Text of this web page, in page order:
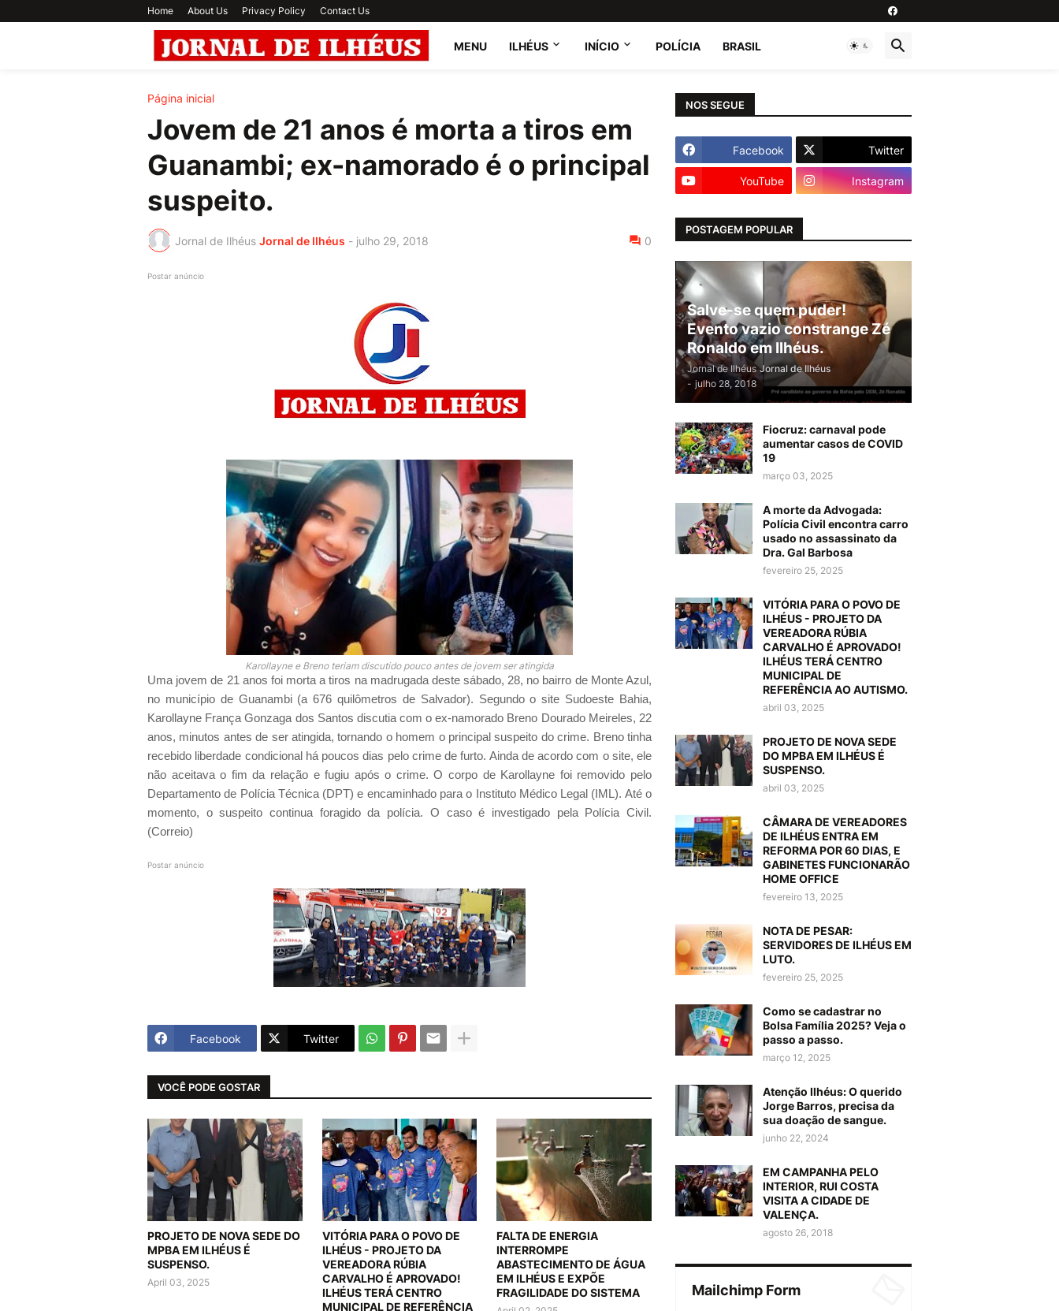
Home About Us Privacy Policy Contact Us
MENU ILHÉUS INÍCIO POLÍCIA BRASIL
Página inicial
Jovem de 21 anos é morta a tiros em
Guanambi; ex-namorado é o principal
suspeito.
Jornal de Ilhéus Jornal de Ilhéus - julho 29, 2018 0
Postar anúncio
Karollayne e Breno teriam discutido pouco antes de jovem ser atingida
Uma jovem de 21 anos foi morta a tiros na madrugada deste sábado, 28, no bairro de Monte Azul,
no município de Guanambi (a 676 quilômetros de Salvador). Segundo o site Sudoeste Bahia,
Karollayne França Gonzaga dos Santos discutia com o ex-namorado Breno Dourado Meireles, 22
anos, minutos antes de ser atingida, tornando o homem o principal suspeito do crime. Breno tinha
recebido liberdade condicional há poucos dias pelo crime de furto. Ainda de acordo com o site, ele
não aceitava o fim da relação e fugiu após o crime. O corpo de Karollayne foi removido pelo
Departamento de Polícia Técnica (DPT) e encaminhado para o Instituto Médico Legal (IML). Até o
momento, o suspeito continua foragido da polícia. O caso é investigado pela Polícia Civil.
(Correio)
Postar anúncio
Facebook Twitter
VOCÊ PODE GOSTAR
PROJETO DE NOVA SEDE DO
MPBA EM ILHÉUS É
SUSPENSO.
April 03, 2025
VITÓRIA PARA O POVO DE
ILHÉUS - PROJETO DA
VEREADORA RÚBIA
CARVALHO É APROVADO!
ILHÉUS TERÁ CENTRO
MUNICIPAL DE REFERÊNCIA
FALTA DE ENERGIA
INTERROMPE
ABASTECIMENTO DE ÁGUA
EM ILHÉUS E EXPÕE
FRAGILIDADE DO SISTEMA
NOS SEGUE
Facebook Twitter
YouTube Instagram
POSTAGEM POPULAR
Salve-se quem puder!
Evento vazio constrange Zé
Ronaldo em Ilhéus.
Jornal de Ilhéus Jornal de Ilhéus
- julho 28, 2018
Fiocruz: carnaval pode
aumentar casos de COVID
19
março 03, 2025
A morte da Advogada:
Polícia Civil encontra carro
usado no assassinato da
Dra. Gal Barbosa
fevereiro 25, 2025
VITÓRIA PARA O POVO DE
ILHÉUS - PROJETO DA
VEREADORA RÚBIA
CARVALHO É APROVADO!
ILHÉUS TERÁ CENTRO
MUNICIPAL DE
REFERÊNCIA AO AUTISMO.
abril 03, 2025
PROJETO DE NOVA SEDE
DO MPBA EM ILHÉUS É
SUSPENSO.
abril 03, 2025
CÂMARA DE VEREADORES
DE ILHÉUS ENTRA EM
REFORMA POR 60 DIAS, E
GABINETES FUNCIONARÃO
HOME OFFICE
fevereiro 13, 2025
NOTA DE PESAR:
SERVIDORES DE ILHÉUS EM
LUTO.
fevereiro 25, 2025
Como se cadastrar no
Bolsa Família 2025? Veja o
passo a passo.
março 12, 2025
Atenção Ilhéus: O querido
Jorge Barros, precisa da
sua doação de sangue.
junho 22, 2024
EM CAMPANHA PELO
INTERIOR, RUI COSTA
VISITA A CIDADE DE
VALENÇA.
agosto 26, 2018
Mailchimp Form